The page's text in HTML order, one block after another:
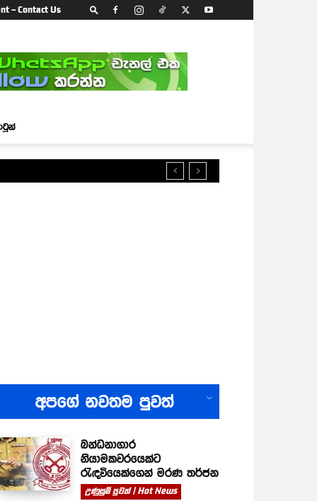
– Contact Us
අපගේ නවතම පුවත්
බන්ධනාගාර
නියාමකවරයෙක්ට
රැඳවියෙක්ගෙන් මරණ තර්ජන
උණුසුම් පුවත් | Hot News